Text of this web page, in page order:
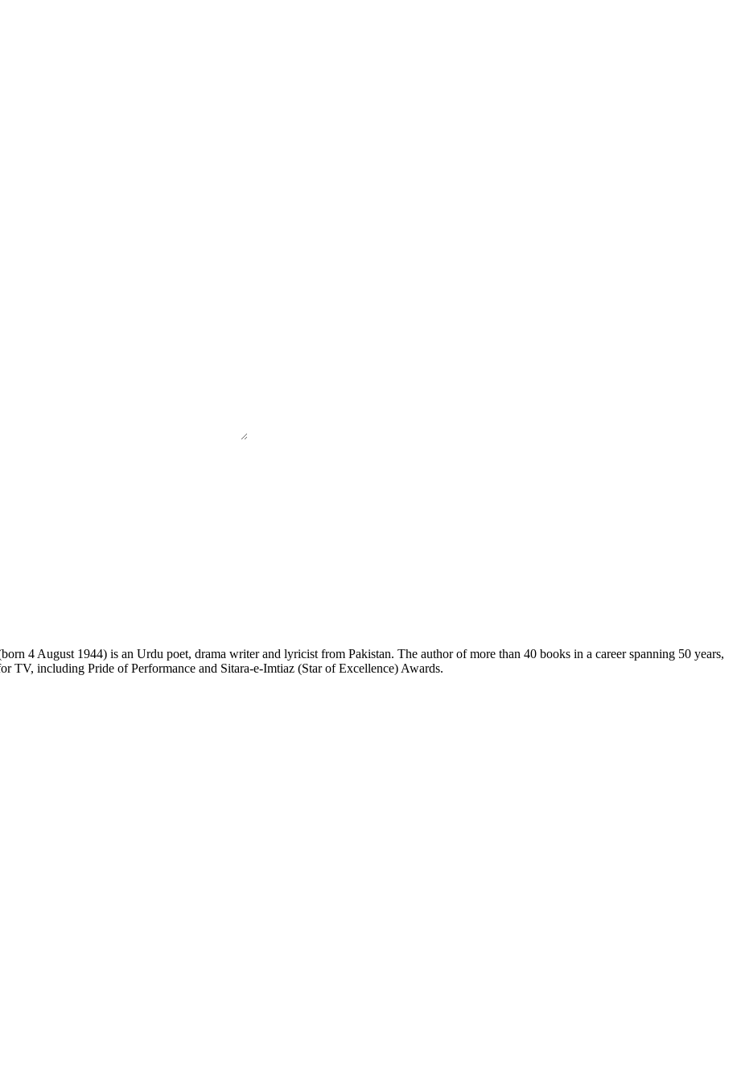
TV, including Pride of Performance and Sitara-e-Imtiaz (Star of Excellence) Awards.